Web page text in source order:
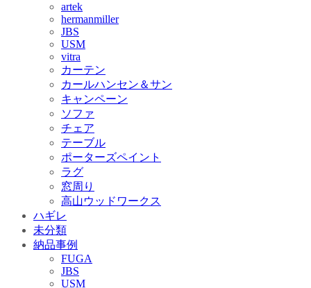
artek
hermanmiller
JBS
USM
vitra
カーテン
カールハンセン＆サン
キャンペーン
ソファ
チェア
テーブル
ポーターズペイント
ラグ
窓周り
高山ウッドワークス
ハギレ
未分類
納品事例
FUGA
JBS
USM